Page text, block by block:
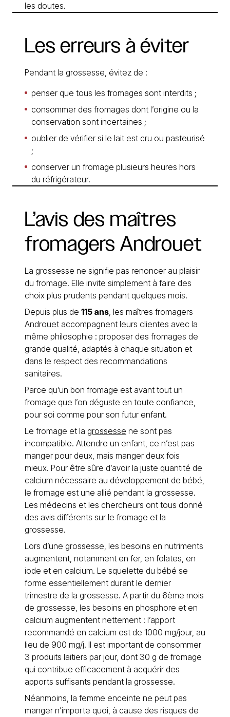
les doutes.
Les erreurs à éviter
Pendant la grossesse, évitez de :
penser que tous les fromages sont interdits ;
consommer des fromages dont l’origine ou la
conservation sont incertaines ;
oublier de vérifier si le lait est cru ou pasteurisé
;
conserver un fromage plusieurs heures hors
du réfrigérateur.
L’avis des maîtres
fromagers Androuet
La grossesse ne signifie pas renoncer au plaisir
du fromage. Elle invite simplement à faire des
choix plus prudents pendant quelques mois.
Depuis plus de 115 ans, les maîtres fromagers
Androuet accompagnent leurs clientes avec la
même philosophie : proposer des fromages de
grande qualité, adaptés à chaque situation et
dans le respect des recommandations
sanitaires.
Parce qu’un bon fromage est avant tout un
fromage que l’on déguste en toute confiance,
pour soi comme pour son futur enfant.
Le fromage et la grossesse ne sont pas
incompatible. Attendre un enfant, ce n’est pas
manger pour deux, mais manger deux fois
mieux. Pour être sûre d’avoir la juste quantité de
calcium nécessaire au développement de bébé,
le fromage est une allié pendant la grossesse.
Les médecins et les chercheurs ont tous donné
des avis différents sur le fromage et la
grossesse.
Lors d’une grossesse, les besoins en nutriments
augmentent, notamment en fer, en folates, en
iode et en calcium. Le squelette du bébé se
forme essentiellement durant le dernier
trimestre de la grossesse. A partir du 6ème mois
de grossesse, les besoins en phosphore et en
calcium augmentent nettement : l’apport
recommandé en calcium est de 1000 mg/jour, au
lieu de 900 mg/j. Il est important de consommer
3 produits laitiers par jour, dont 30 g de fromage
qui contribue efficacement à acquérir des
apports suffisants pendant la grossesse.
Néanmoins, la femme enceinte ne peut pas
manger n’importe quoi, à cause des risques de